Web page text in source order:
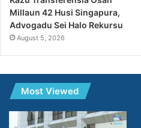
Millaun 42 Husi Singapura,
Advogadu Sei Halo Rekursu
August 5, 2026
Most Viewed